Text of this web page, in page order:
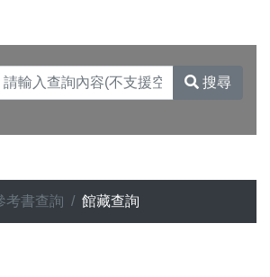
搜尋
考書查詢 館藏查詢